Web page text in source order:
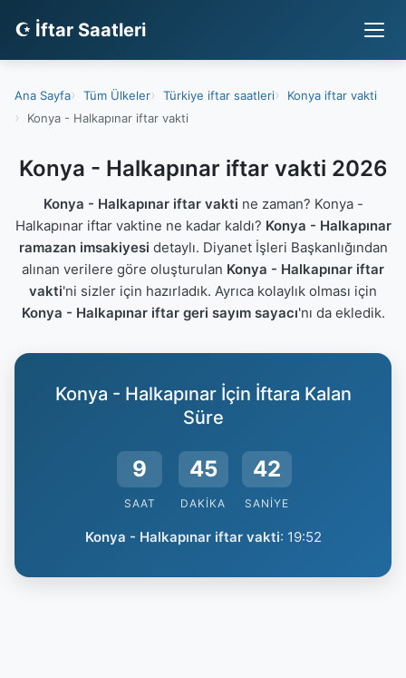
☪ İftar Saatleri
Ana Sayfa Tüm Ülkeler Türkiye iftar saatleri
Konya iftar vakti
Konya - Halkapınar iftar vakti
Konya - Halkapınar iftar vakti 2026
Konya - Halkapınar iftar vakti ne zaman? Konya -
Halkapınar iftar vaktine ne kadar kaldı? Konya - Halkapınar
ramazan imsakiyesi detaylı. Diyanet İşleri Başkanlığından
alınan verilere göre oluşturulan Konya - Halkapınar iftar
vakti'ni sizler için hazırladık. Ayrıca kolaylık olması için
Konya - Halkapınar iftar geri sayım sayacı'nı da ekledik.
Konya - Halkapınar İçin İftara Kalan
Süre
9
SAAT
45
DAKIKA
42
SANIYE
Konya - Halkapınar iftar vakti: 19:52